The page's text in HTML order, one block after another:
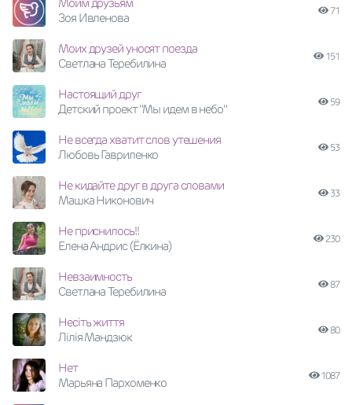
Зоя Ивленова
71
Моих друзей уносят поезда
Светлана Теребилина
151
Настоящий друг
Детский проект "Мы идем в небо"
59
Не всегда хватит слов утешения
Любовь Гавриленко
53
Не кидайте друг в друга словами
Машка Никонович
33
Не приснилось!!
Елена Андрис (Ёлкина)
230
Невзаимность
Светлана Теребилина
87
Несіть життя
Лілія Мандзюк
80
Нет
Марьяна Пархоменко
1087